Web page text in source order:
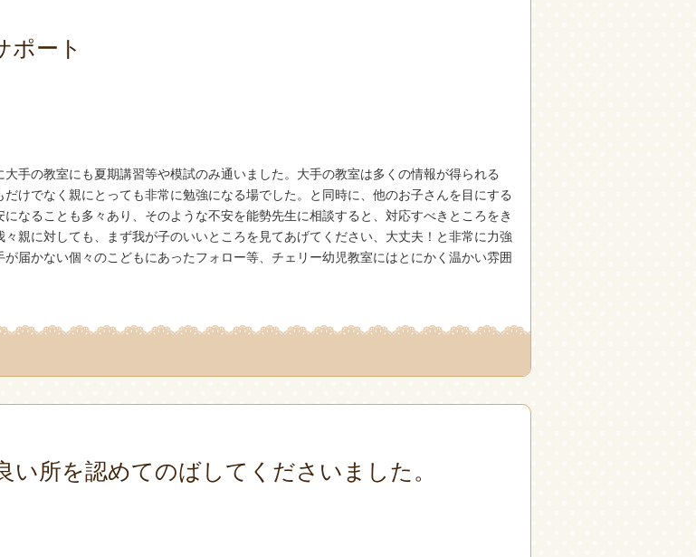
ポート
手の教室にも夏期講習等や模試のみ通いました。大手の教室は多くの情報が得られる
けでなく親にとっても非常に勉強になる場でした。と同時に、他のお子さんを目にする
なることも多々あり、そのような不安を能勢先生に相談すると、対応すべきところをき
親に対しても、まず我が子のいいところを見てあげてください、大丈夫！と非常に力強
届かない個々のこどもにあったフォロー等、チェリー幼児教室にはとにかく温かい雰囲
所を認めてのばしてくださいました。